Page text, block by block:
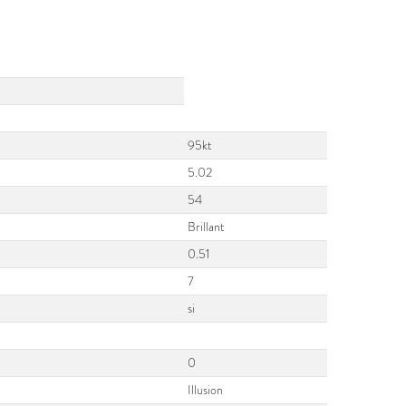
95kt
5.02
54
Brillant
0.51
7
si
0
Illusion